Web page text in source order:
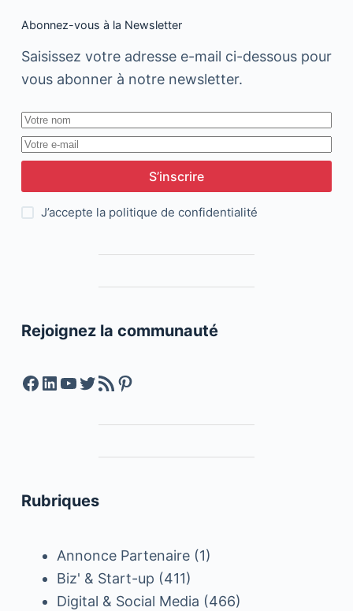
Abonnez-vous à la Newsletter
Saisissez votre adresse e-mail ci-dessous pour
vous abonner à notre newsletter.
S’inscrire
J’accepte la politique de confidentialité
Rejoignez la communauté
Facebook
LinkedIn
YouTube
Twitter
Feed RSSPinterest
Rubriques
Annonce Partenaire(1)
Biz' & Start-up (411)
Digital & Social Media (466)